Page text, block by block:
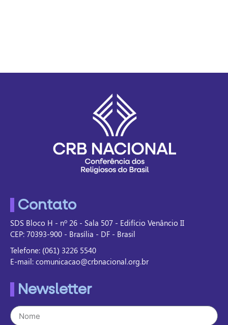
Contato
SDS Bloco H - nº 26 - Sala 507 - Edifício Venâncio II
CEP: 70393-900 - Brasília - DF - Brasil
Telefone: (061) 3226 5540
E-mail: comunicacao@crbnacional.org.br
Newsletter